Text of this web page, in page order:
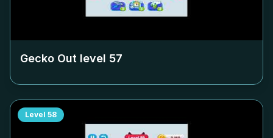
Gecko Out level 57
Level 58